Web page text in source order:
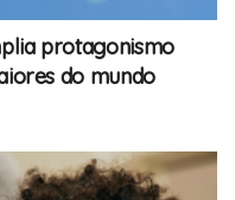
protagonismo
do mundo